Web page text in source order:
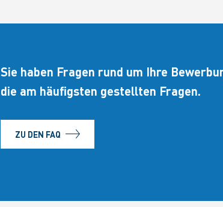
Sie haben Fragen rund um Ihre
die am häufigsten gestellten Fragen.
ZU DEN FAQ